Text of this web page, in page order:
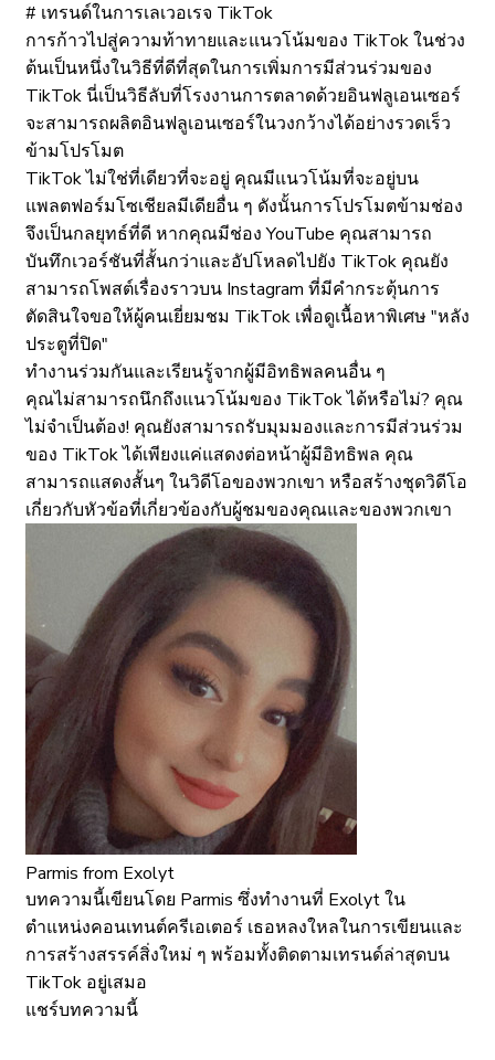
# เทรนด์ในการเลเวอเรจ TikTok
การก้าวไปสู่ความท้าทายและแนวโน้มของ TikTok ในช่วง
ต้นเป็นหนึ่งในวิธีที่ดีที่สุดในการเพิ่มการมีส่วนร่วมของ
TikTok นี่เป็นวิธีลับที่โรงงานการตลาดด้วยอินฟลูเอนเซอร์
จะสามารถผลิตอินฟลูเอนเซอร์ในวงกว้างได้อย่างรวดเร็ว
ข้ามโปรโมต
TikTok ไม่ใช่ที่เดียวที่จะอยู่ คุณมีแนวโน้มที่จะอยู่บน
แพลตฟอร์มโซเชียลมีเดียอื่น ๆ ดังนั้นการโปรโมตข้ามช่อง
จึงเป็นกลยุทธ์ที่ดี หากคุณมีช่อง YouTube คุณสามารถ
บันทึกเวอร์ชันที่สั้นกว่าและอัปโหลดไปยัง TikTok คุณยัง
สามารถโพสต์เรื่องราวบน Instagram ที่มีคำกระตุ้นการ
ตัดสินใจขอให้ผู้คนเยี่ยมชม TikTok เพื่อดูเนื้อหาพิเศษ "หลัง
ประตูที่ปิด"
ทำงานร่วมกันและเรียนรู้จากผู้มีอิทธิพลคนอื่น ๆ
คุณไม่สามารถนึกถึงแนวโน้มของ TikTok ได้หรือไม่? คุณ
ไม่จำเป็นต้อง! คุณยังสามารถรับมุมมองและการมีส่วนร่วม
ของ TikTok ได้เพียงแค่แสดงต่อหน้าผู้มีอิทธิพล คุณ
สามารถแสดงสั้นๆ ในวิดีโอของพวกเขา หรือสร้างชุดวิดีโอ
เกี่ยวกับหัวข้อที่เกี่ยวข้องกับผู้ชมของคุณและของพวกเขา
Parmis from Exolyt
บทความนี้เขียนโดย Parmis ซึ่งทำงานที่ Exolyt ใน
ตำแหน่งคอนเทนต์ครีเอเตอร์ เธอหลงใหลในการเขียนและ
การสร้างสรรค์สิ่งใหม่ ๆ พร้อมทั้งติดตามเทรนด์ล่าสุดบน
TikTok อยู่เสมอ
แชร์บทความนี้